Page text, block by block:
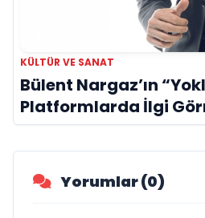
KÜLTÜR VE SANAT
Bülent Nargaz’ın
Platformlarda İlgi
Yorumlar (0)